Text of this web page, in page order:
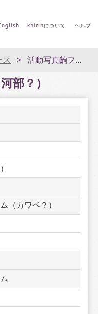
khirinについて ヘルプ
ス 活動写真齣フィルム（河部？）
部？）
（カワベ？）